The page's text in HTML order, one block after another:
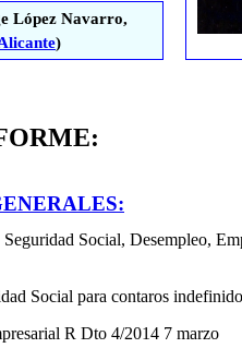
López Navarro,
)
Social, Desempleo,
Social para contaros
R Dto 4/2014 7 marzo